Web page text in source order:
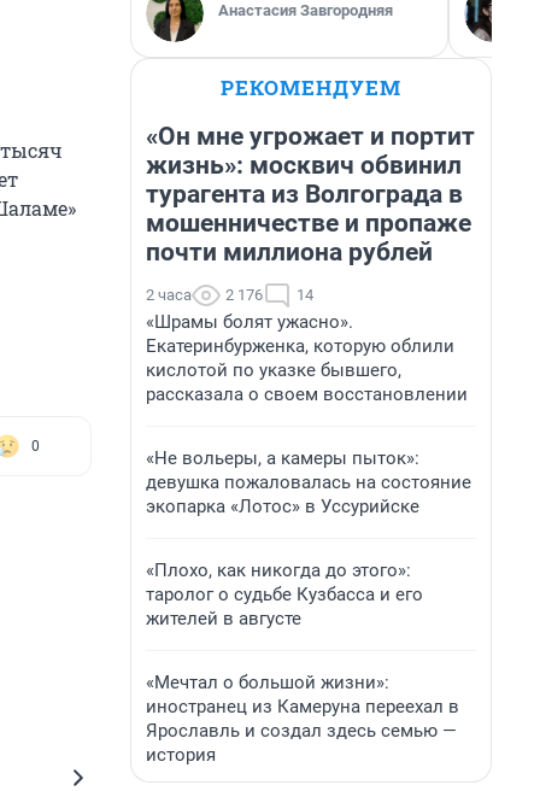
0
Анастасия Завгородняя
РЕКОМЕНДУЕМ
«Он мне угрожает и портит
жизнь»: москвич обвинил
турагента из Волгограда в
мошенничестве и пропаже
почти миллиона рублей
2 часа 2 176 14
«Шрамы болят ужасно».
Екатеринбурженка, которую облили
кислотой по указке бывшего,
рассказала о своем восстановлении
«Не вольеры, а камеры пыток»:
девушка пожаловалась на состояние
экопарка «Лотос» в Уссурийске
«Плохо, как никогда до этого»:
таролог о судьбе Кузбасса и его
жителей в августе
«Мечтал о большой жизни»:
иностранец из Камеруна переехал в
Ярославль и создал здесь семью —
история